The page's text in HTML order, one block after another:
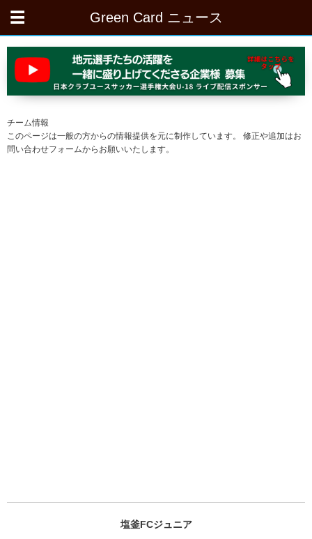
Green Card ニュース
チーム情報
このページは一般の方からの情報提供を元に制作しています。 修正や追加はお
問い合わせフォームからお願いいたします。
塩釜FCジュニア